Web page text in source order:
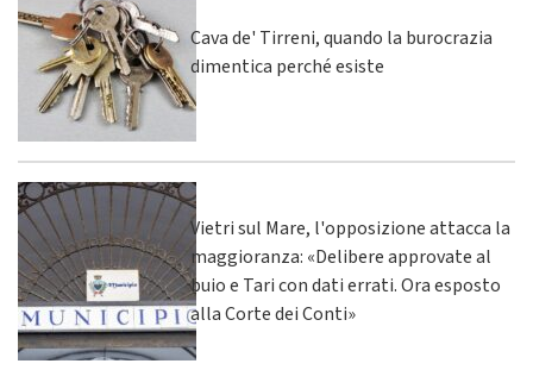
Cava de' Tirreni, quando la burocrazia
dimentica perché esiste
Vietri sul Mare, l'opposizione attacca la
maggioranza: «Delibere approvate al
buio e Tari con dati errati. Ora esposto
alla Corte dei Conti»